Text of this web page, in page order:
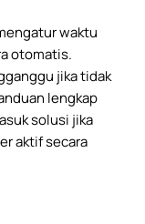
waktu
otomatis.
jika tidak
lengkap
solusi jika
aktif secara